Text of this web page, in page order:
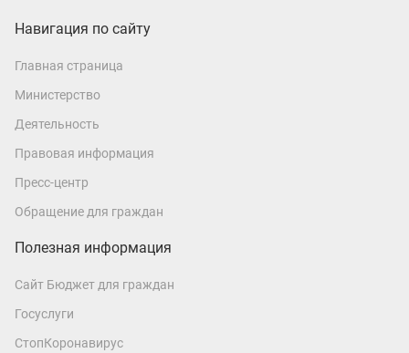
Навигация по сайту
Главная страница
Министерство
Деятельность
Правовая информация
Пресс-центр
Обращение для граждан
Полезная информация
Сайт Бюджет для граждан
Госуслуги
СтопКоронавирус